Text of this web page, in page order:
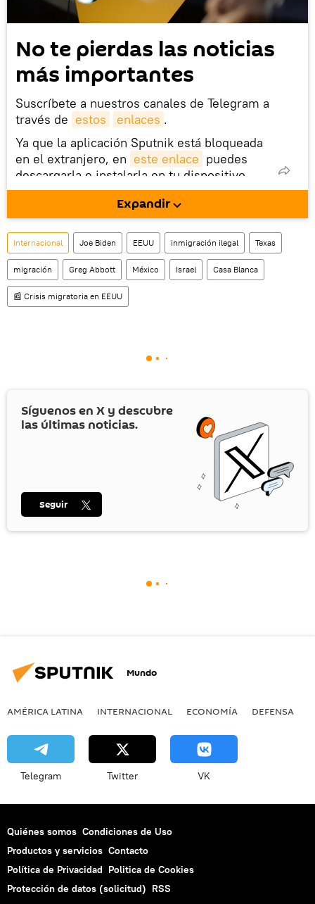
No te pierdas las noticias
más importantes
Suscríbete a nuestros canales de Telegram a
través de estos enlaces .
Ya que la aplicación Sputnik está bloqueada
en el extranjero, en este enlace puedes
descargarla e instalarla en tu dispositivo
móvil (¡solo para Android!).
También tenemos una cuenta en la red
social rusa VK .
Expandir
Internacional Joe Biden EEUU inmigración ilegal Texas
migración Greg Abbott México Israel Casa Blanca
📰 Crisis migratoria en EEUU
Síguenos en X y descubre
las últimas noticias.
Seguir
Mundo
AMÉRICA LATINA INTERNACIONAL ECONOMÍA DEFENSA
Telegram Twitter VK
Quiénes somos Condiciones de Uso
Productos y servicios Contacto
Política de Privacidad Politica de Cookies
Protección de datos (solicitud) RSS